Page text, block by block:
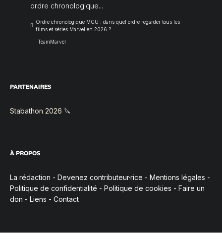
ordre chronologique...
Ordre chronologique MCU : dans quel ordre regarder tous les
films et séries Marvel en 2026 ?
TeamMarvel
PARTENAIRES
Stabathon 2026 🔪
À PROPOS
La rédaction - Devenez contributeur·rice - Mentions légales -
Politique de confidentialité - Politique de cookies - Faire un
don - Liens - Contact